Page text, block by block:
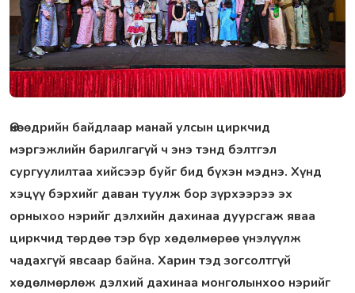
Өнөөдрийн байдлаар манай улсын циркчид
мэргэжлийн барилгагүй ч энэ тэнд бэлтгэл
сургуулилтаа хийсээр буйг бид бүхэн мэднэ. Хүнд
хэцүү бэрхийг даван туулж бор зүрхээрээ эх
орныхоо нэрийг дэлхийн дахинаа дуурсгаж яваа
циркчид төрдөө тэр бүр хөдөлмөрөө үнэлүүлж
чадахгүй явсаар байна. Харин тэд зогсолтгүй
хөдөлмөрлөж дэлхий дахинаа монголынхоо нэрийг